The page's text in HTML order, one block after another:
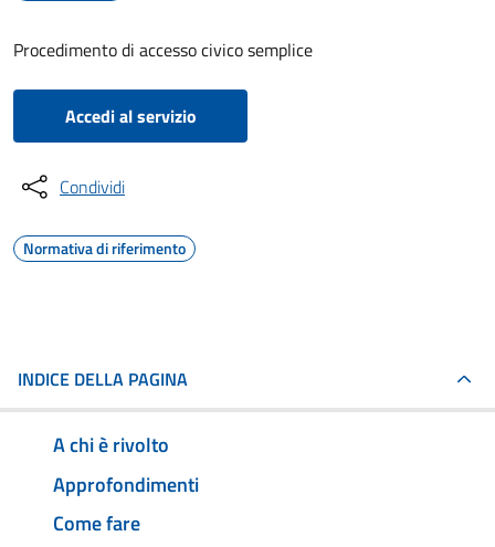
Procedimento di accesso civico semplice
Accedi al servizio
Condividi
Normativa di riferimento
INDICE DELLA PAGINA
A chi è rivolto
Approfondimenti
Come fare